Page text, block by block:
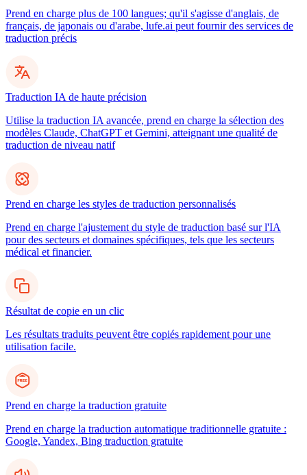
Prend en charge plus de 100 langues; qu'il s'agisse d'anglais, de
français, de japonais ou d'arabe, lufe.ai peut fournir des services de
traduction précis
Traduction IA de haute précision
Utilise la traduction IA avancée, prend en charge la sélection des
modèles Claude, ChatGPT et Gemini, atteignant une qualité de
traduction de niveau natif
Prend en charge les styles de traduction personnalisés
Prend en charge l'ajustement du style de traduction basé sur l'IA
pour des secteurs et domaines spécifiques, tels que les secteurs
médical et financier.
Résultat de copie en un clic
Les résultats traduits peuvent être copiés rapidement pour une
utilisation facile.
Prend en charge la traduction gratuite
Prend en charge la traduction automatique traditionnelle gratuite :
Google, Yandex, Bing traduction gratuite